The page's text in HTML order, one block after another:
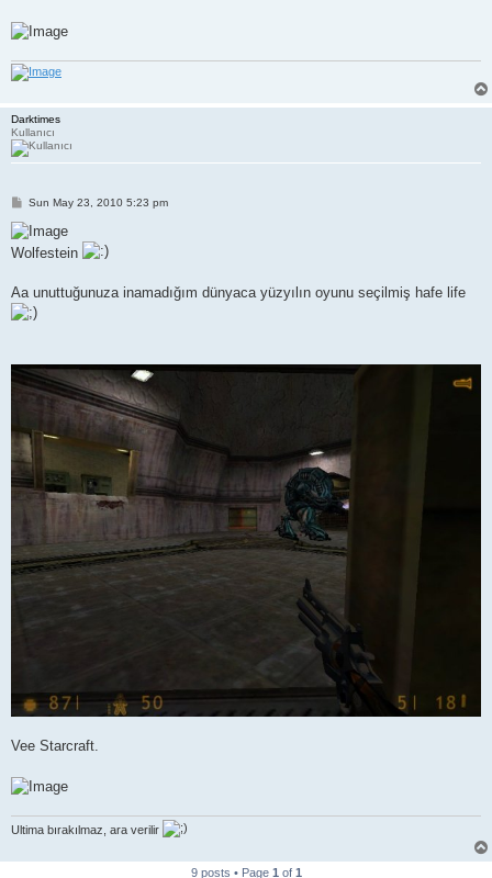
Darktimes
Kullanıcı
P
s
t
Sun May 23, 2010 5:23 pm
Wolfestein
Aa unuttuğunuza inamadığım dünyaca yüzyılın oyunu seçilmiş hafe life
Vee Starcraft.
Ultima bırakılmaz, ara verilir
9 posts • Page 1 of 1